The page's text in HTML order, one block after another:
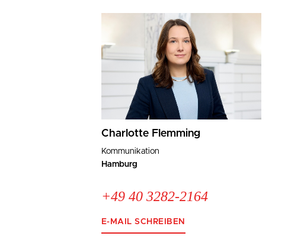
Bild Vergrößern
Charlotte Flemming
Kommunikation
Hamburg
+49 40 3282-2164
E-MAIL SCHREIBEN